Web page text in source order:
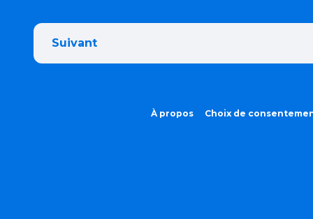
Suivant
À propos Choix de